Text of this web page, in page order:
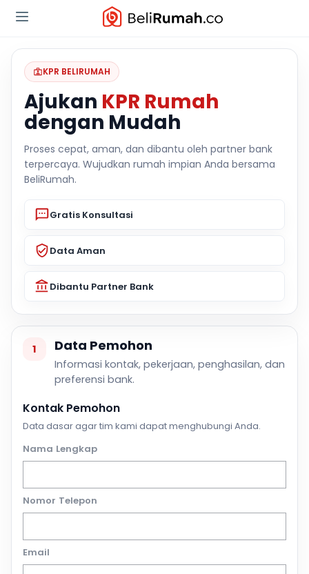
KPR BELIRUMAH
Ajukan KPR Rumah
dengan Mudah
Proses cepat, aman, dan dibantu oleh partner bank
terpercaya. Wujudkan rumah impian Anda bersama
BeliRumah.
Gratis Konsultasi
Data Aman
Dibantu Partner Bank
1 Data Pemohon
Informasi kontak, pekerjaan, penghasilan, dan
preferensi bank.
Kontak Pemohon
Data dasar agar tim kami dapat menghubungi Anda.
Nama Lengkap
Nomor Telepon
Email